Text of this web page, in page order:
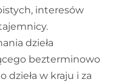
interesów
dzieła
bezterminowo
dzieła w kraju i za